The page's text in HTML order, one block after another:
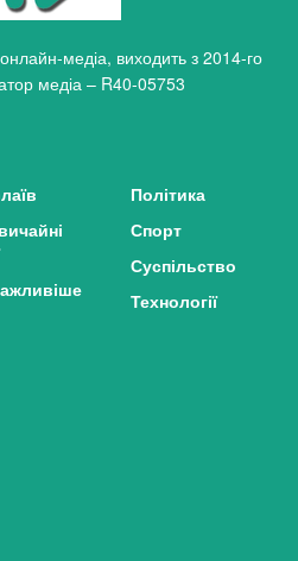
медіа, виходить з 2014-го
медіа – R40-05753
Політика
Спорт
Суспільство
Технології